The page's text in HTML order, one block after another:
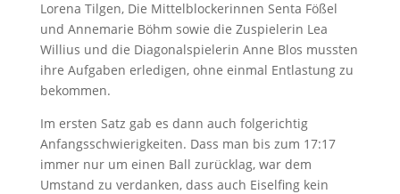
Lorena Tilgen, Die Mittelblockerinnen Senta Fößel
und Annemarie Böhm sowie die Zuspielerin Lea
Willius und die Diagonalspielerin Anne Blos mussten
ihre Aufgaben erledigen, ohne einmal Entlastung zu
bekommen.
Im ersten Satz gab es dann auch folgerichtig
Anfangsschwierigkeiten. Dass man bis zum 17:17
immer nur um einen Ball zurücklag, war dem
Umstand zu verdanken, dass auch Eiselfing kein